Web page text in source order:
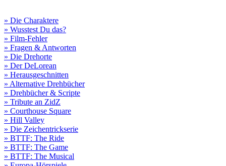
» Die Charaktere
» Wusstest Du das?
» Film-Fehler
» Fragen & Antworten
» Die Drehorte
» Der DeLorean
» Herausgeschnitten
» Alternative Drehbücher
» Drehbücher & Scripte
» Tribute an ZidZ
» Courthouse Square
» Hill Valley
» Die Zeichentrickserie
» BTTF: The Ride
» BTTF: The Game
» BTTF: The Musical